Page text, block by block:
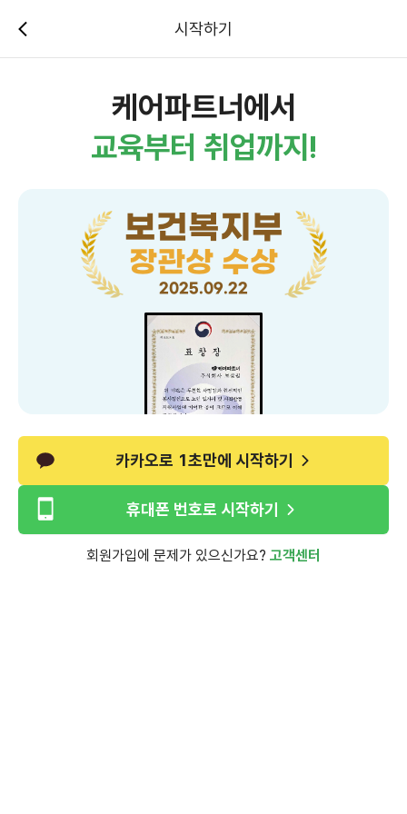
시작하기
케어파트너에서
교육부터 취업까지!
보건복지부
장관상 수상
2025.09.22
카카오로 1초만에 시작하기
휴대폰 번호로 시작하기
회원가입에 문제가 있으신가요? 고객센터